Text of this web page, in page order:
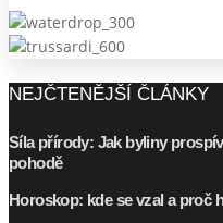
NEJČTENĚJŠÍ ČLÁNKY
Síla přírody: Jak byliny
pohodě
Horoskop: kde se vzal a proč